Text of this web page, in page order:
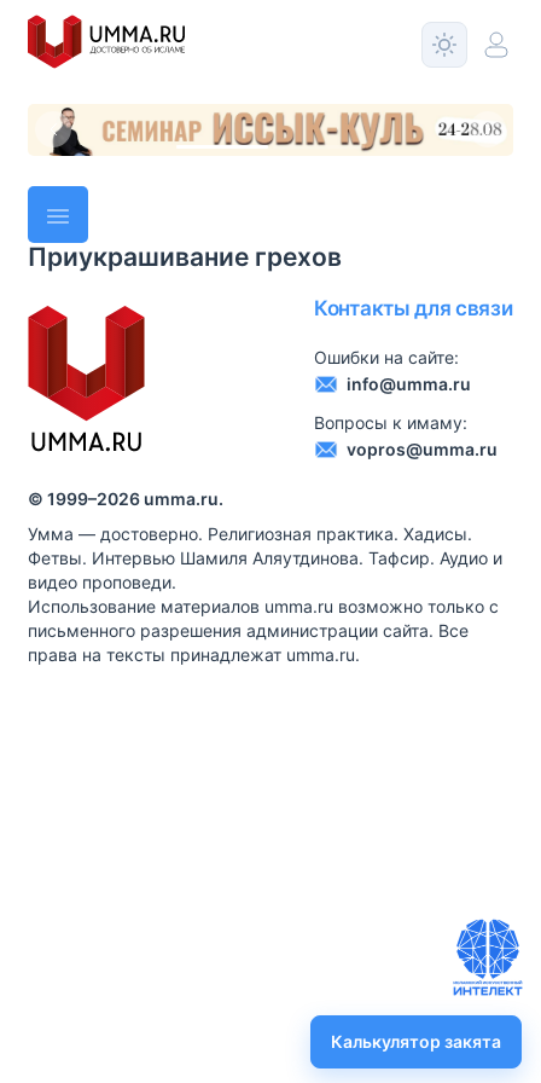
Приукрашивание грехов
Контакты для связи
Ошибки на сайте:
info@umma.ru
Вопросы к имаму:
vopros@umma.ru
© 1999–2026 umma.ru.
Умма — достоверно. Религиозная практика. Хадисы.
Фетвы. Интервью Шамиля Аляутдинова. Тафсир. Аудио и
видео проповеди.
Использование материалов umma.ru возможно только с
письменного разрешения администрации сайта. Все
права на тексты принадлежат umma.ru.
Калькулятор закята